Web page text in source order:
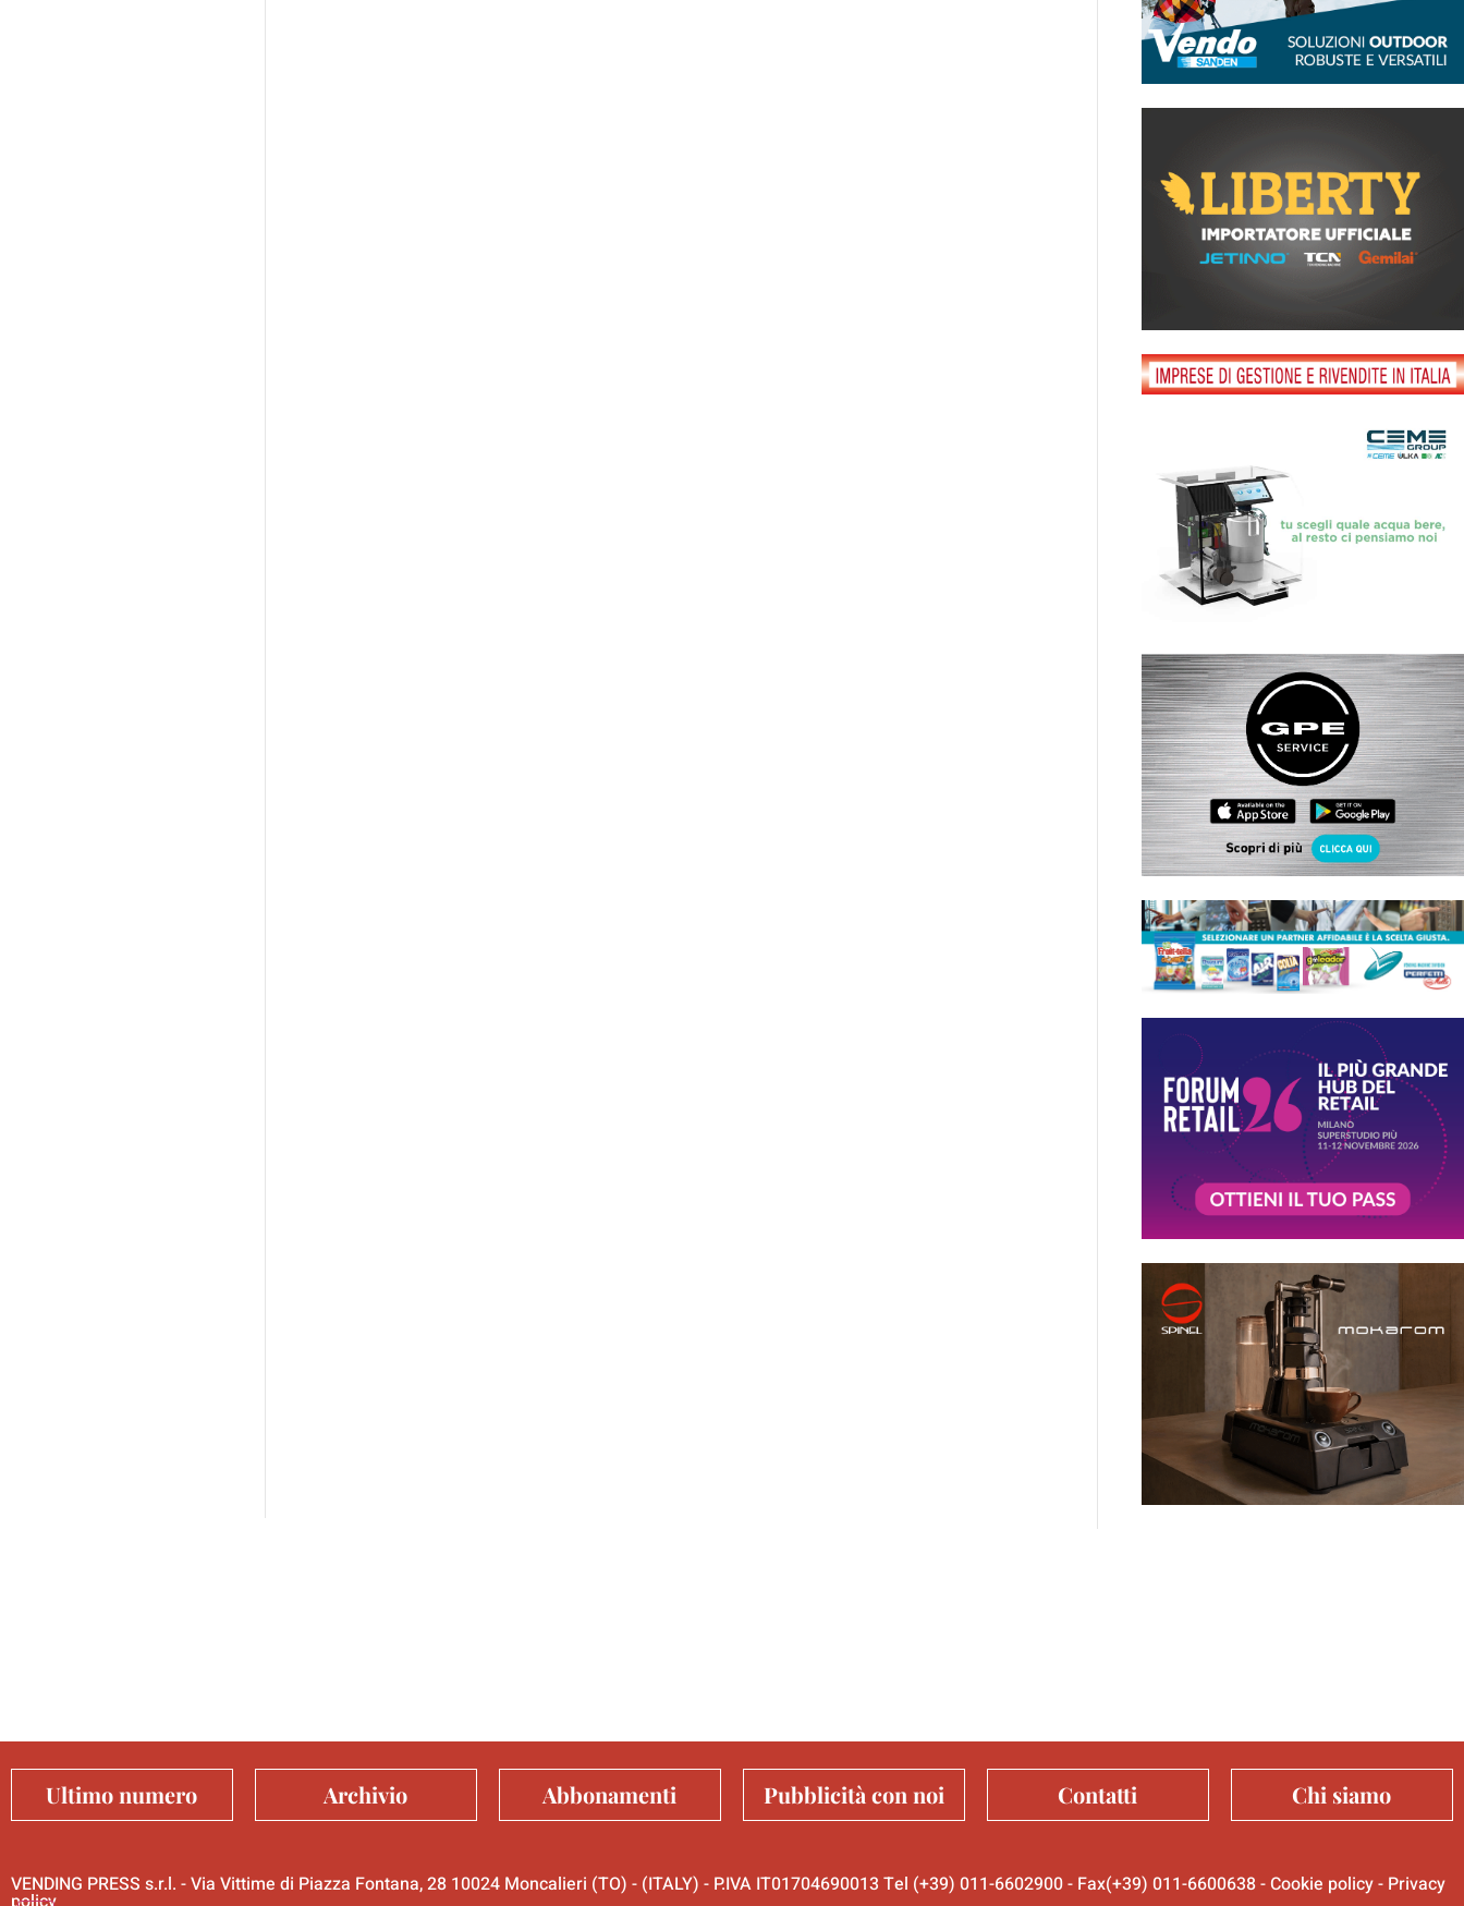
Ultimo numero Archivio Abbonamenti Pubblicità con noi Contatti Chi siamo
VENDING PRESS s.r.l. - Via Vittime di Piazza Fontana, 28 10024 Moncalieri (TO) - (ITALY) - P.IVA IT01704690013 Tel (+39) 011-6602900 - Fax(+39) 011-6600638 -Cookie policy- Privacy